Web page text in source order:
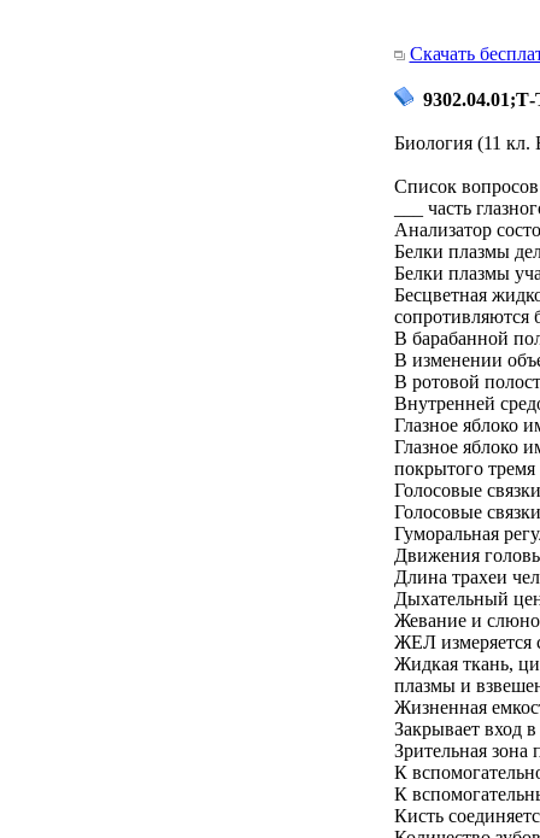
Скачать
9302.04.01;Т-
Биология (11 кл.
Список вопросов
___ часть
Анализатор
Белки плазмы
Белки плазмы
Бесцветная
сопротивляются
В барабанной
В изменении
В ротовой
Внутренней
Глазное яблоко
Глазное яблоко
покрытого
Голосовые
Голосовые
Гуморальная
Движения
Длина трахеи
Дыхательный
Жевание и
ЖЕЛ
Жидкая ткань,
плазмы и
Жизненная
Закрывает вход
Зрительная зона
К
К
Кисть